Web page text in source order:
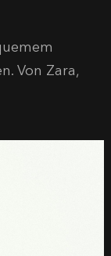
Von Zara,